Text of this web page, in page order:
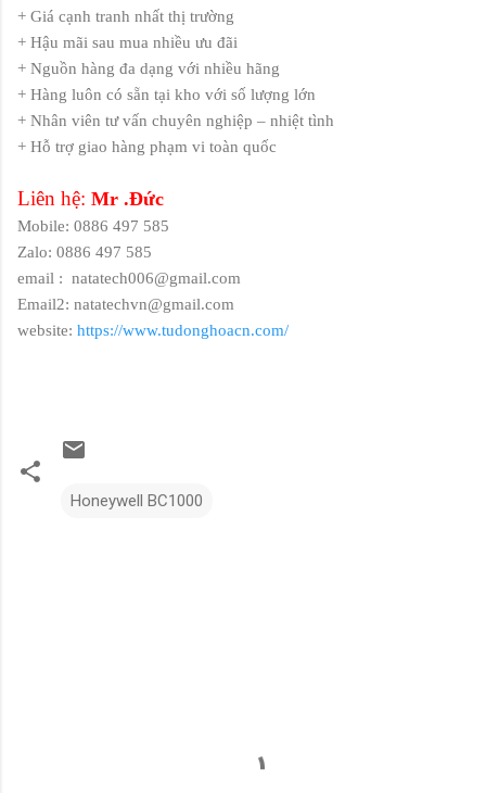
+ Giá cạnh tranh nhất thị trường
+ Hậu mãi sau mua nhiều ưu đãi
+ Nguồn hàng đa dạng với nhiều hãng
+ Hàng luôn có sẵn tại kho với số lượng lớn
+ Nhân viên tư vấn chuyên nghiệp – nhiệt tình
+ Hỗ trợ giao hàng phạm vi toàn quốc
Liên hệ: Mr .Đức
Mobile: 0886 497 585
Zalo: 0886 497 585
email : natatech006@gmail.com
Email2: natatechvn@gmail.com
website: https://www.tudonghoacn.com/
Honeywell BC1000